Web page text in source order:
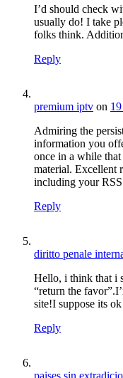
I’d should check
usually do! I take
folks think.
Reply
premium iptv on
Admiring the
information you
once in a while that
material. Excellent
including your
Reply
diritto penale
Hello, i think that i
“return the
site!I suppose its
Reply
paises sin